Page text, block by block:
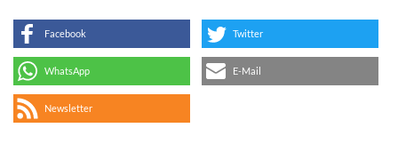
Facebook Twitter
WhatsApp E-Mail
Newsletter